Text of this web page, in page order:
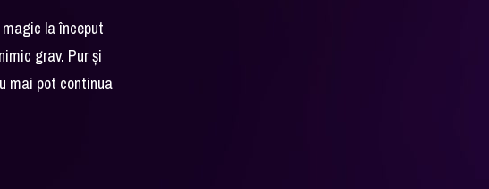
la început
grav. Pur și
mai pot continua